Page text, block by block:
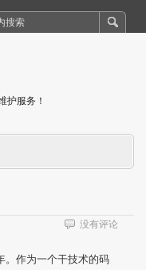
护服务！
没有评论
。作为一个干技术的码